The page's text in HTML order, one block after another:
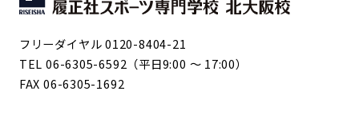
フリーダイヤル 0120-8404-21
TEL 06-6305-6592（平日9:00 ～ 17:00）
FAX 06-6305-1692